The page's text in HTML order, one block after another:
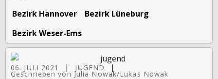
Bezirk Hannover
Bezirk Lüneburg
Bezirk Weser-Ems
06. JULI 2021 | JUGEND |
Geschrieben von Julia Nowak/Lukas Nowak